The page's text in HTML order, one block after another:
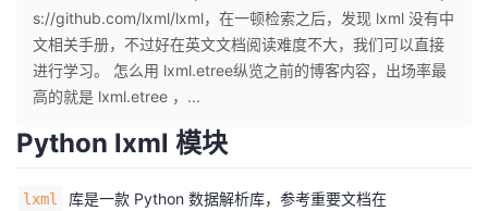
个
人
主
页
我
的
开
我
的
我
s://github.com/lxml/lxml，在一顿检索之后，发现 lxml 没有中
文相关手册，不过好在英文文档阅读难度不大，我们可以直接
进行学习。 怎么用 lxml.etree纵览之前的博客内容，出场率最
高的就是 lxml.etree ，...
Python lxml 模块
lxml
库是一款 Python 数据解析库，参考重要文档在